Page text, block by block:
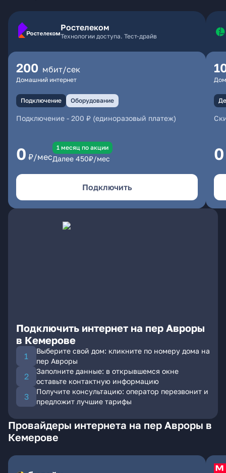
Ростелеком
Технологии доступа. Тест-драйв
200 мбит/сек
Домашний интернет
Подключение Оборудование
Подключение - 200 ₽ (единоразовый платеж)
0 ₽/мес
1 месяц по акции
Далее 450₽/мес
Подключить
0
Подключить интернет на пер Авроры
в Кемерове
Выберите свой дом: кликните по номеру дома на
пер Авроры
Заполните данные: в открывшемся окне
оставьте контактную информацию
Получите консультацию: оператор перезвонит и
предложит лучшие тарифы
Провайдеры интернета на пер Авроры в
Кемерове